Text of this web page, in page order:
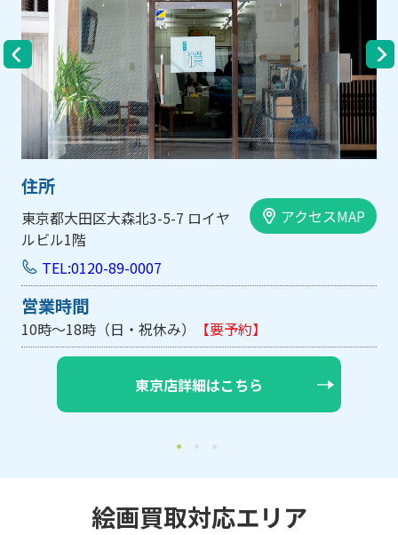
MAP
大阪市中央区内平野町1-1-5 西大
手前ビル103号
アクセス
TEL:0120-89-0007
営業時間
10時～18時（日・祝休み/土曜は不定休）
大阪店詳細はこちら
絵画買取対応エリア